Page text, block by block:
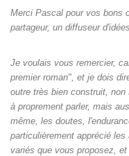
Merci Pascal pour vos bons
partageur, un diffuseur
Je voulais vous remercier,
premier roman", et je dois
outre très bien construit,
à proprement parler, mais
même, les doutes,
particulièrement apprécié
variés que vous proposez,